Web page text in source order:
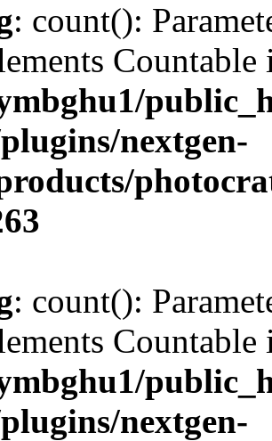
: count():
Countable
nextgen-
: count():
Countable
nextgen-